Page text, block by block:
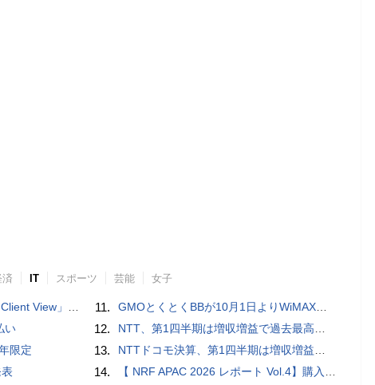
済 IT スポーツ 芸能 女子
したら「すぐに休んで」と言われる？
い
限定
11. GMOとくとくBBが10月1日よりWiMAXなど月額605円値上げ！全6種の重要変更を徹底解説
12. NTT、第1四半期は増収増益で過去最高 IOWNや分散GPUの取り組みを説明
13. NTTドコモ決算、第1四半期は増収増益 通信収入に底打ちの兆し、金融・AIを強化
14. 【 NRF APAC 2026 レポート Vol.4】購入の瞬間に眠る価値 Transaction Momentとリテールの次の成長戦略